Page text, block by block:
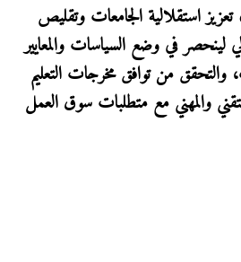
استقلالية الجامعات وتقليص
لينحصر في وضع السياسات والمعايير
من توافق مخرجات التعليم
والمهني مع متطلبات سوق العمل